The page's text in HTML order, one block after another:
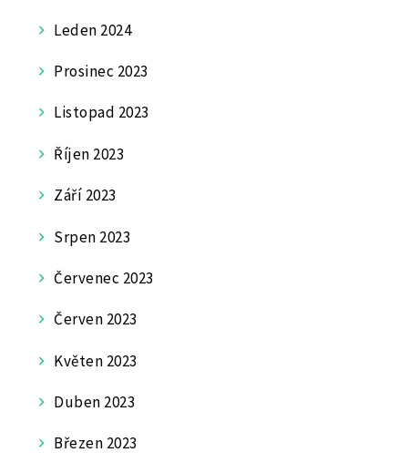
Leden 2024
Prosinec 2023
Listopad 2023
Říjen 2023
Září 2023
Srpen 2023
Červenec 2023
Červen 2023
Květen 2023
Duben 2023
Březen 2023